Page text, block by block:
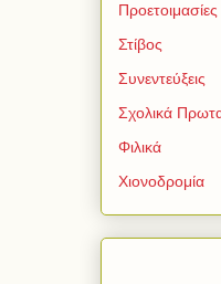
Προετοιμασίες
Στίβος
Συνεντεύξεις
Σχολικά
Φιλικά
Χιονοδρομία